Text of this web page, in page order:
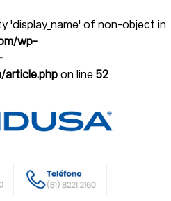
'display_name' of non-object in
wp-
article.php on line 52